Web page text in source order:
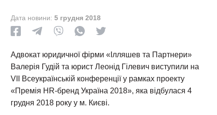
Дата новини:5 грудня 2018
Адвокат юридичної фірми «Ілляшев та Партнери»
Валерія Гудій та юрист Леонід Гілевич виступили на
VII Всеукраїнській конференції у рамках проекту
«Премія HR-бренд Україна 2018», яка відбулася 4
грудня 2018 року у м. Києві.